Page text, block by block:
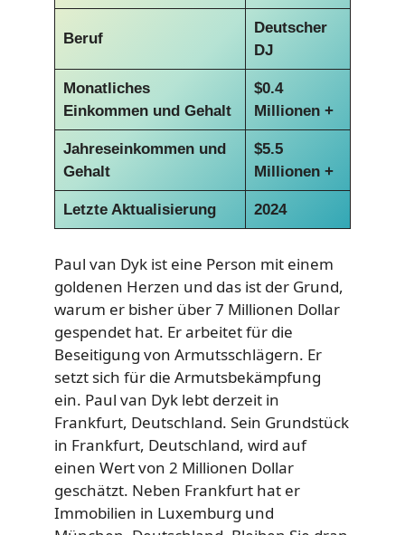
Beruf
Deutscher
DJ
Monatliches
Einkommen und Gehalt
$0.4
Millionen +
Jahreseinkommen und
Gehalt
$5.5
Millionen +
Letzte Aktualisierung 2024
Paul van Dyk ist eine Person mit einem
goldenen Herzen und das ist der Grund,
warum er bisher über 7 Millionen Dollar
gespendet hat. Er arbeitet für die
Beseitigung von Armutsschlägern. Er
setzt sich für die Armutsbekämpfung
ein. Paul van Dyk lebt derzeit in
Frankfurt, Deutschland. Sein Grundstück
in Frankfurt, Deutschland, wird auf
einen Wert von 2 Millionen Dollar
geschätzt. Neben Frankfurt hat er
Immobilien in Luxemburg und